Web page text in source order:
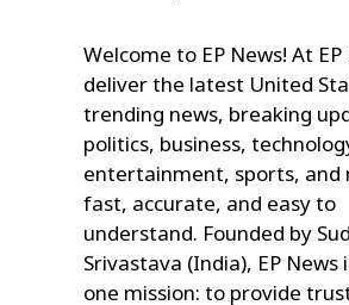
Welcome to EP News! At
deliver the latest United
trending news, breaking
politics, business,
entertainment, sports,
fast, accurate, and easy to
understand. Founded by
Srivastava (India), EP News
one mission: to provide